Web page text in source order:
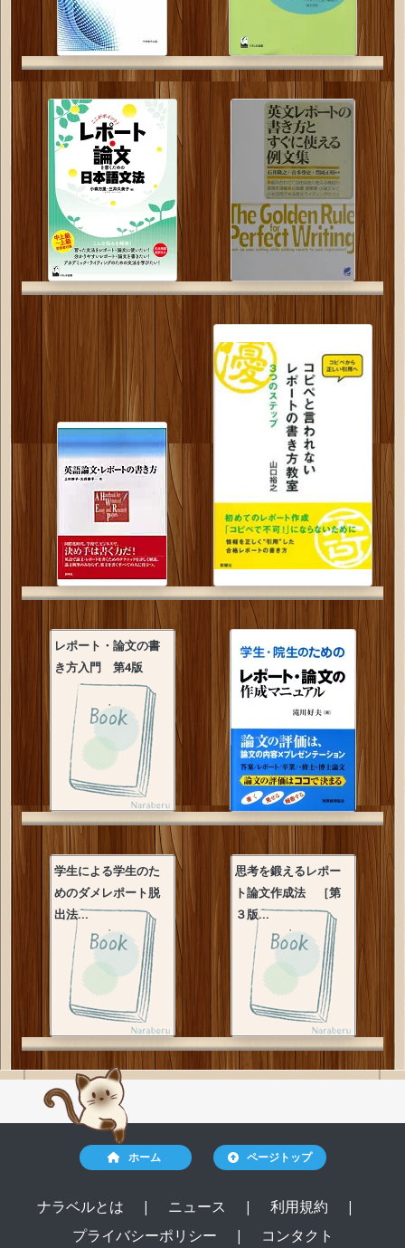
レポート・論文の書
き方入門 第4版
学生による学生のた
めのダメレポート脱
出法...
思考を鍛えるレポー
ト論文作成法 ［第
３版...
ホーム ページトップ
ナラベルとは | ニュース | 利用規約
|
プライバシーポリシー
| コンタクト